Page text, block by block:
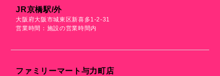
JR京橋駅/外
大阪府大阪市城東区新喜多1-2-31
営業時間：施設の営業時間内
ファミリーマート与力町店